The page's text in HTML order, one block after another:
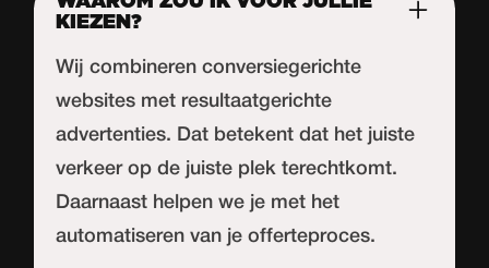
KIEZEN?
Wij combineren conversiegerichte
websites met resultaatgerichte
advertenties. Dat betekent dat het juiste
verkeer op de juiste plek terechtkomt.
Daarnaast helpen we je met het
automatiseren van je offerteproces.